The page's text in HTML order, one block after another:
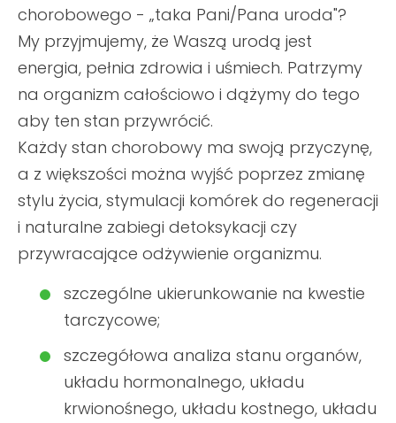
O nas
Kontakt
Aktualności
chorobowego - „taka Pani/Pana uroda"?
My przyjmujemy, że Waszą urodą jest
energia, pełnia zdrowia i uśmiech. Patrzymy
na organizm całościowo i dążymy do tego
aby ten stan przywrócić.
Każdy stan chorobowy ma swoją przyczynę,
a z większości można wyjść poprzez zmianę
stylu życia, stymulacji komórek do regeneracji
i naturalne zabiegi detoksykacji czy
przywracające odżywienie organizmu.
szczególne ukierunkowanie na kwestie
tarczycowe;
szczegółowa analiza stanu organów,
układu hormonalnego, układu
krwionośnego, układu kostnego, układu